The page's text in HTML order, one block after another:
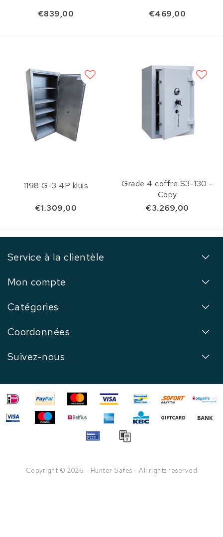
€839,00 €469,00
1198 G-3 4P kluis
€1.309,00
Grade 4 coffre S3-130 -
Copy
€3.269,00
Service à la clientèle
Mon compte
Catégories
Coordonnées
Suivez-nous
Copyright © 2026 - Hunter Safes - All rights reserved